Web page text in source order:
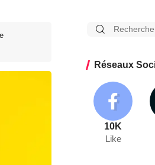
Réseaux
10K
Like